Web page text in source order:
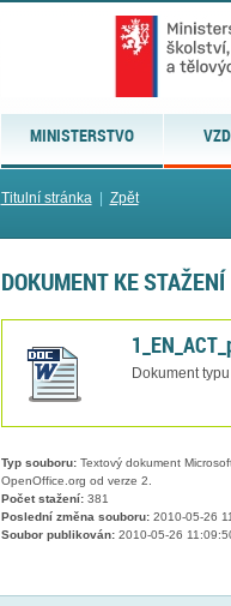
MINISTERSTVO
Titulní stránka| Zpět
DOKUMENT KE STAŽENÍ
Dokument
Typ souboru:Textový dokument
OpenOffice.org od verze 2.
Počet stažení:381
Poslední změna souboru:2010-05-26
Soubor publikován:2010-05-26